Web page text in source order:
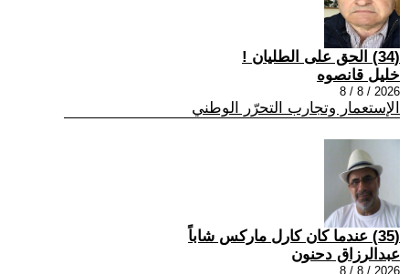
(34) الحق على الطليان !
خليل قانصوه
2026 / 8 / 8
الإستعمار وتجارب التحرّر الوطني
(35) عندما كان كارل ماركس شاباً
عبدالرزاق دحنون
2026 / 8 / 8